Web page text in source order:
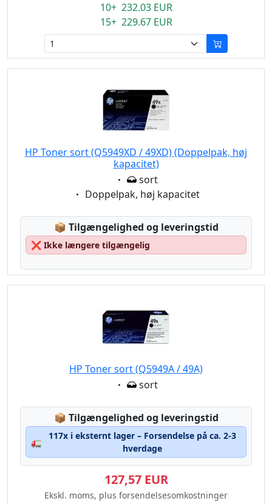
10+ 232.03 EUR
15+ 229.67 EUR
HP Toner sort (Q5949XD / 49XD) (Doppelpak, høj
kapacitet)
Eigenschaft:
sort
Eigenschaft:
Doppelpak, høj kapacitet
📦 Lagerstatus:
Tilgængelighed og leveringstid
❌ Ikke længere tilgængelig
HP Toner sort (Q5949A / 49A)
Eigenschaft:
sort
📦 Lagerstatus:
Tilgængelighed og leveringstid
🚛
117x i eksternt lager – Forsendelse på ca. 2-3
hverdage
127,57 EUR
Ekskl. moms, plus forsendelsesomkostninger